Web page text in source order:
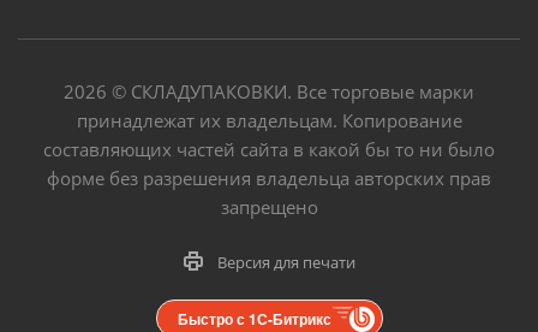
2026 © СКЛАДУПАКОВКИ. Все торговые марки
принадлежат их владельцам. Копирование
составляющих частей сайта в какой бы то ни было
форме без разрешения владельца авторских прав
запрещено
Версия для печати
Быстро с 1С-Битрикс